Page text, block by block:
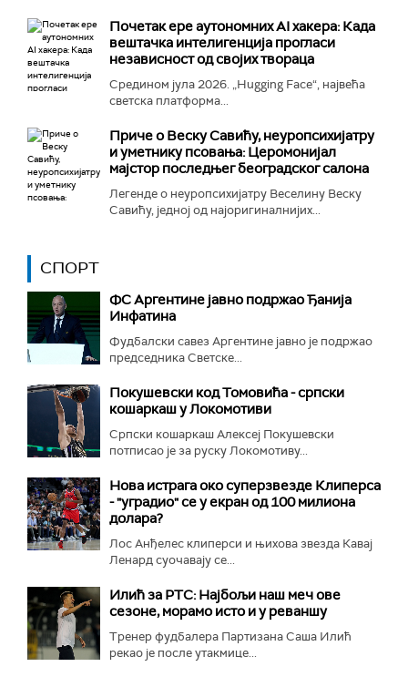
Почетак ере аутономних AI хакера: Када
вештачка интелигенција прогласи
независност од својих твораца
Средином јула 2026. „Hugging Face“, највећа
светска платформа...
Приче о Веску Савићу, неуропсихијатру
и уметнику псовања: Церомонијал
мајстор последњег београдског салона
Легенде о неуропсихијатру Веселину Веску
Савићу, једној од најоригиналнијих...
СПОРТ
ФС Аргентине јавно подржао Ђанија
Инфатина
Фудбалски савез Аргентине јавно је подржао
председника Светске...
Покушевски код Томовића - српски
кошаркаш у Локомотиви
Српски кошаркаш Алексеј Покушевски
потписао је за руску Локомотиву...
Нова истрага око суперзвезде Клиперса
- "уградио" се у екран од 100 милиона
долара?
Лос Анђелес клиперси и њихова звезда Кавај
Ленард суочавају се...
Илић за РТС: Најбољи наш меч ове
сезоне, морамо исто и у реваншу
Тренер фудбалера Партизана Саша Илић
рекао је после утакмице...